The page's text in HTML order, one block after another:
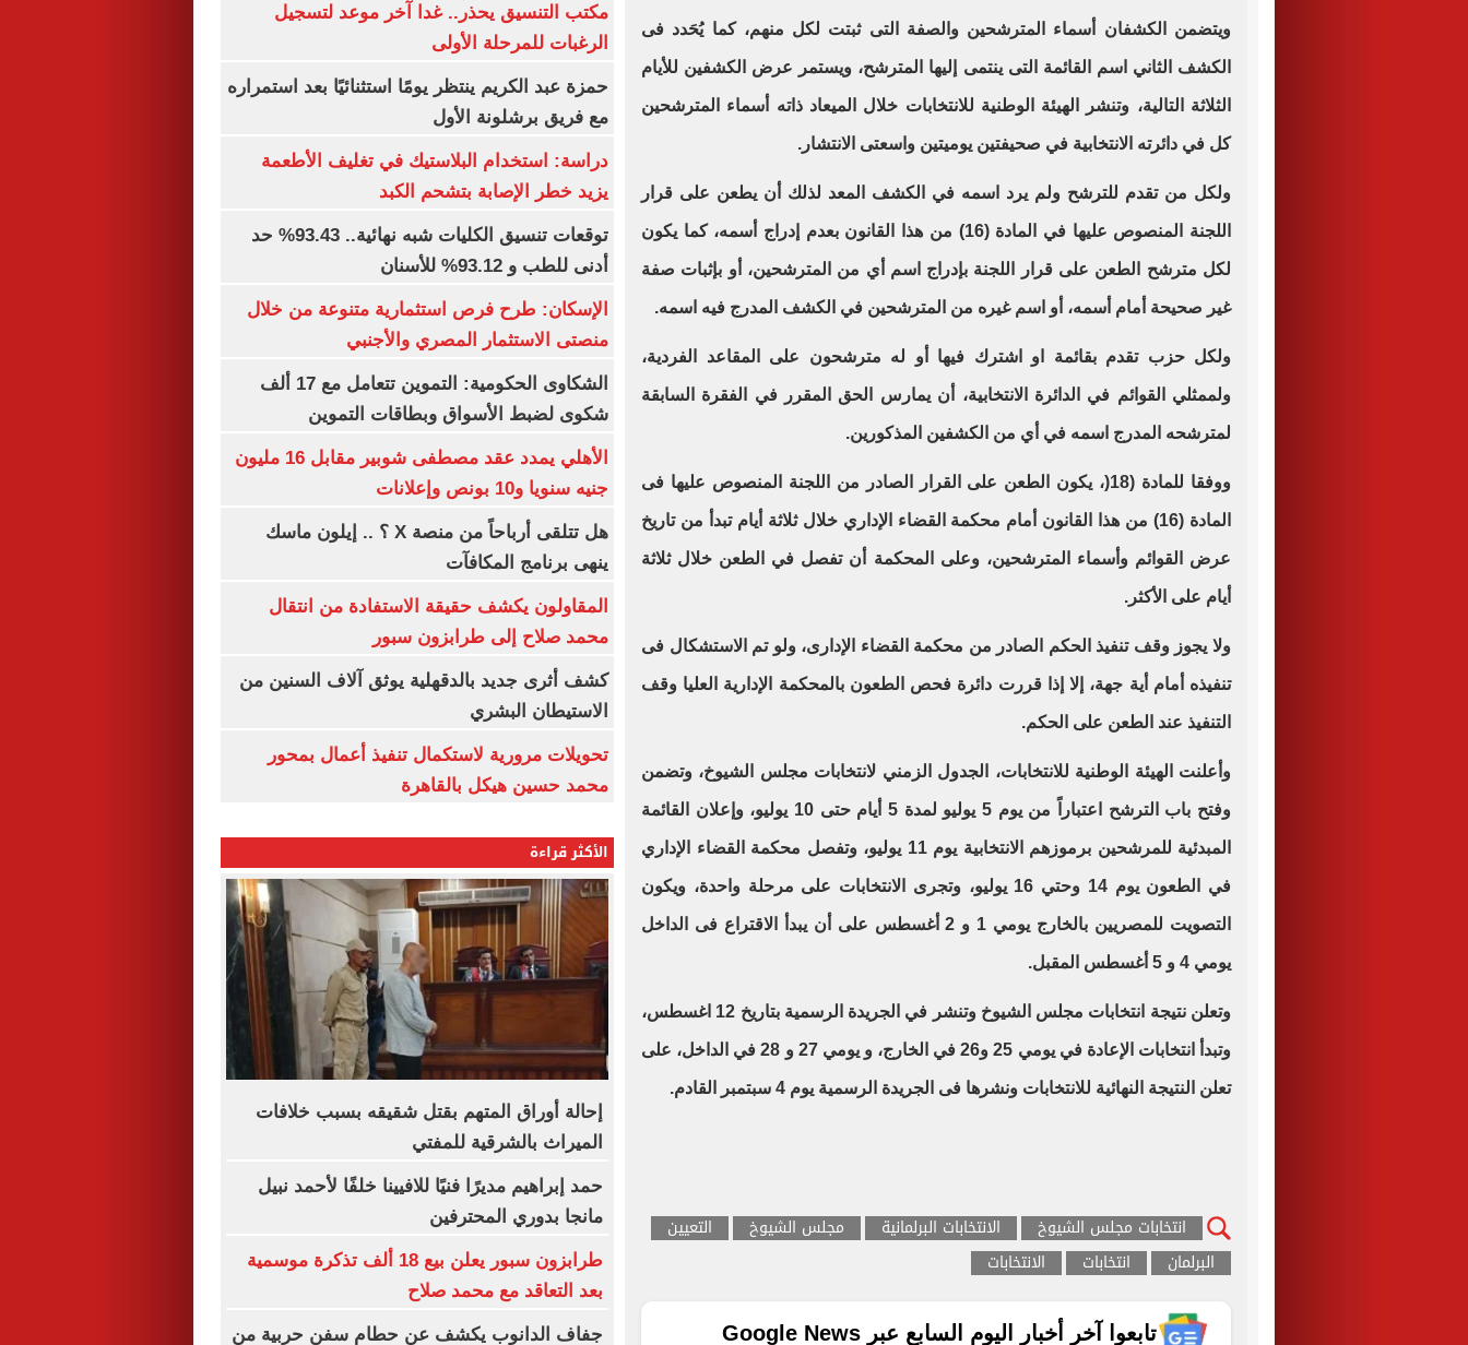
ويتضمن الكشفان أسماء المترشحين والصفة التى ثبتت لكل منهم، كما يُحَدد فى
الكشف الثاني اسم القائمة التى ينتمى إليها المترشح، ويستمر عرض الكشفين للأيام
الثلاثة التالية، وتنشر الهيئة الوطنية للانتخابات خلال الميعاد ذاته أسماء المترشحين
كل في دائرته الانتخابية في صحيفتين يوميتين واسعتى الانتشار.
ولكل من تقدم للترشح ولم يرد اسمه في الكشف المعد لذلك أن يطعن على قرار
اللجنة المنصوص عليها في المادة (16) من هذا القانون بعدم إدراج أسمه، كما يكون
لكل مترشح الطعن على قرار اللجنة بإدراج اسم أي من المترشحين، أو بإثبات صفة
غير صحيحة أمام أسمه، أو اسم غيره من المترشحين في الكشف المدرج فيه اسمه.
ولكل حزب تقدم بقائمة او اشترك فيها أو له مترشحون على المقاعد الفردية،
ولممثلي القوائم في الدائرة الانتخابية، أن يمارس الحق المقرر في الفقرة السابقة
لمترشحه المدرج اسمه في أي من الكشفين المذكورين.
ووفقا للمادة (18(، يكون الطعن على القرار الصادر من اللجنة المنصوص عليها فى
المادة (16) من هذا القانون أمام محكمة القضاء الإداري خلال ثلاثة أيام تبدأ من تاريخ
عرض القوائم وأسماء المترشحين، وعلى المحكمة أن تفصل في الطعن خلال ثلاثة
أيام على الأكثر.
ولا يجوز وقف تنفيذ الحكم الصادر من محكمة القضاء الإدارى، ولو تم الاستشكال فى
تنفيذه أمام أية جهة، إلا إذا قررت دائرة فحص الطعون بالمحكمة الإدارية العليا وقف
التنفيذ عند الطعن على الحكم.
وأعلنت الهيئة الوطنية للانتخابات، الجدول الزمني لانتخابات مجلس الشيوخ، وتضمن
وفتح باب الترشح اعتباراً من يوم 5 يوليو لمدة 5 أيام حتى 10 يوليو، وإعلان القائمة
المبدئية للمرشحين برموزهم الانتخابية يوم 11 يوليو، وتفصل محكمة القضاء الإداري
في الطعون يوم 14 وحتي 16 يوليو، وتجرى الانتخابات على مرحلة واحدة، ويكون
التصويت للمصريين بالخارج يومي 1 و 2 أغسطس على أن يبدأ الاقتراع فى الداخل
يومي 4 و 5 أغسطس المقبل.
وتعلن نتيجة انتخابات مجلس الشيوخ وتنشر في الجريدة الرسمية بتاريخ 12 اغسطس،
وتبدأ انتخابات الإعادة في يومي 25 و26 في الخارج، و يومي 27 و 28 في الداخل، على
تعلن النتيجة النهائية للانتخابات ونشرها فى الجريدة الرسمية يوم 4 سبتمبر القادم.
انتخابات مجلس الشيوخ الانتخابات البرلمانية مجلس الشيوخ
التعيين
البرلمان
انتخابات الانتخابات
تابعوا آخر أخبار اليوم السابع عبر Google News
مكتب التنسيق يحذر.. غدا آخر موعد لتسجيل
الرغبات للمرحلة الأولى
حمزة عبد الكريم ينتظر يومًا استثنائيًا بعد استمراره
مع فريق برشلونة الأول
دراسة: استخدام البلاستيك في تغليف الأطعمة
يزيد خطر الإصابة بتشحم الكبد
توقعات تنسيق الكليات شبه نهائية.. 93.43% حد
أدنى للطب و 93.12% للأسنان
الإسكان: طرح فرص استثمارية متنوعة من خلال
منصتى الاستثمار المصري والأجنبي
الشكاوى الحكومية: التموين تتعامل مع 17 ألف
شكوى لضبط الأسواق وبطاقات التموين
الأهلي يمدد عقد مصطفى شوبير مقابل 16 مليون
جنيه سنويا و10 بونص وإعلانات
هل تتلقى أرباحاً من منصة X ؟ .. إيلون ماسك
ينهى برنامج المكافآت
المقاولون يكشف حقيقة الاستفادة من انتقال
محمد صلاح إلى طرابزون سبور
كشف أثرى جديد بالدقهلية يوثق آلاف السنين من
الاستيطان البشري
تحويلات مرورية لاستكمال تنفيذ أعمال بمحور
محمد حسين هيكل بالقاهرة
الأكثر قراءة
إحالة أوراق المتهم بقتل شقيقه بسبب خلافات
الميراث بالشرقية للمفتي
حمد إبراهيم مديرًا فنيًا للافيينا خلفًا لأحمد نبيل
مانجا بدوري المحترفين
طرابزون سبور يعلن بيع 18 ألف تذكرة موسمية
بعد التعاقد مع محمد صلاح
جفاف الدانوب يكشف عن حطام سفن حربية من